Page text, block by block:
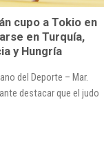
cupo a Tokio en
en Turquía,
y Hungría
del Deporte – Mar.
destacar que el judo